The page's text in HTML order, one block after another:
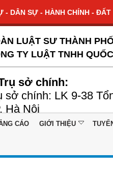
- DÂN SỰ - HÀNH CHÍNH -
LUẬT SƯ THÀNH
TY LUẬT TNHH
sở chính:
sở chính: LK 9-38
Hà Nội
CÁO GIỚI THIỆU